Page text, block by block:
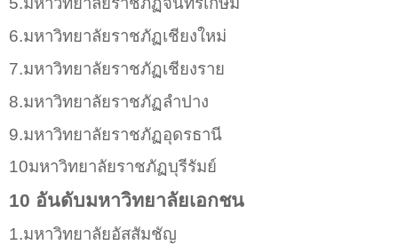
6.มหาวิทยาลัยราชภัฏเชียงใหม่
7.มหาวิทยาลัยราชภัฏเชียงราย
8.มหาวิทยาลัยราชภัฏลำปาง
9.มหาวิทยาลัยราชภัฏอุดรธานี
10มหาวิทยาลัยราชภัฏบุรีรัมย์
10 อันดับมหาวิทยาลัยเอกชน
1.มหาวิทยาลัยอัสสัมชัญ